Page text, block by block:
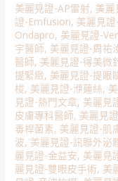
美麗見證-AP雷射, 美
證-Emfusion, 美麗見
Ondapro, 美麗見證-
宇醫師, 美麗見證-周祐
醫師, 美麗見證-得美微
提緊緻, 美麗見證-提眼
梭, 美麗見證-洢蓮絲,
見證-熱門文章, 美麗見
皮膚專科醫師, 美麗見
毒桿菌素, 美麗見證-肌
波, 美麗見證-訊聯外泌
麗見證-金益安, 美麗見
麗見證-雙眼皮手術, 美